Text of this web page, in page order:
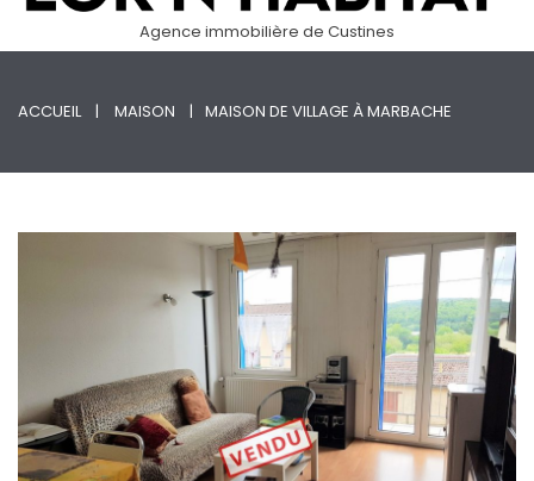
Agence immobilière de Custines
ACCUEIL MAISON MAISON DE VILLAGE À MARBACHE